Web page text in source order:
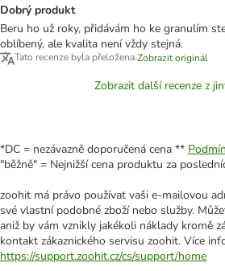
Dobrý produkt
Beru ho už roky, přidávám ho ke granulím
oblíbený, ale kvalita není vždy stejná.
Tato recenze byla přeložena.Zobrazit originál
Zobrazit další recenze z
*DC = nezávazně doporučená cena **
"běžně" = Nejnižší cena produktu za
zoohit má právo používat vaši e-mailovou
své vlastní podobné zboží nebo služby.
aniž by vám vznikly jakékoli náklady kromě
kontakt zákaznického servisu zoohit. Více
https://support.zoohit.cz/cs/support/home